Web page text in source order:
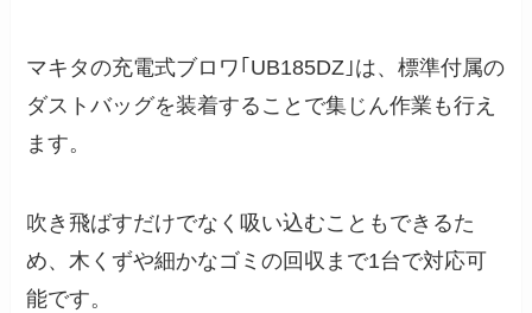
マキタの充電式ブロワ｢UB185DZ｣は、標準付属の
ダストバッグを装着することで集じん作業も行え
ます。
吹き飛ばすだけでなく吸い込むこともできるた
め、木くずや細かなゴミの回収まで1台で対応可
能です。